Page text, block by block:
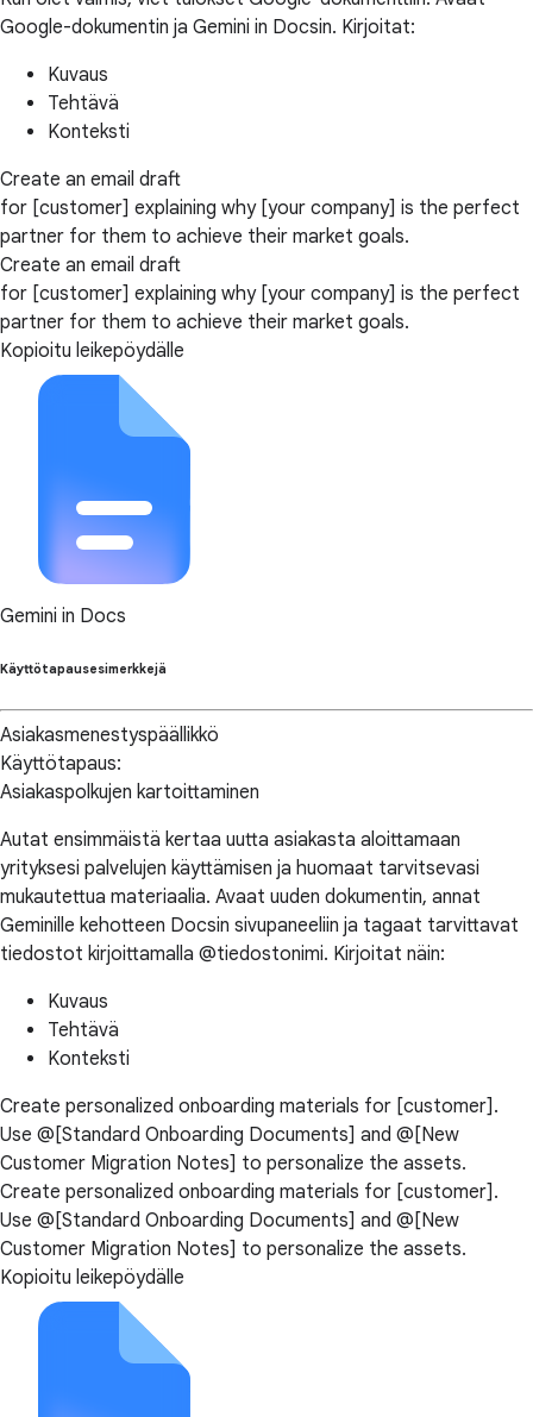
Google-dokumentin ja Gemini in Docsin. Kirjoitat:
Kuvaus
Tehtävä
Konteksti
Create an email draft
for [customer] explaining why [your company] is the perfect
partner for them to achieve their market goals.
Create an email draft
for [customer] explaining why [your company] is the perfect
partner for them to achieve their market goals.
Kopioitu leikepöydälle
Gemini in Docs
Käyttötapausesimerkkejä
Asiakasmenestyspäällikkö
Käyttötapaus:
Asiakaspolkujen kartoittaminen
Autat ensimmäistä kertaa uutta asiakasta aloittamaan
yrityksesi palvelujen käyttämisen ja huomaat tarvitsevasi
mukautettua materiaalia. Avaat uuden dokumentin, annat
Geminille kehotteen Docsin sivupaneeliin ja tagaat tarvittavat
tiedostot kirjoittamalla @tiedostonimi. Kirjoitat näin:
Kuvaus
Tehtävä
Konteksti
Create personalized onboarding materials for [customer].
Use @[Standard Onboarding Documents] and @[New
Customer Migration Notes] to personalize the assets.
Create personalized onboarding materials for [customer].
Use @[Standard Onboarding Documents] and @[New
Customer Migration Notes] to personalize the assets.
Kopioitu leikepöydälle